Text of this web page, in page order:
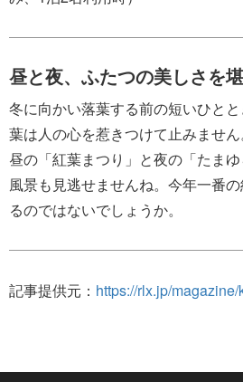
昼と夜、ふたつの美しさを
冬に向かい落葉する前の短いひと
葉は人の心を惹きつけて止みませ
昼の「紅葉まつり」と夜の「たま
風景も見逃せませんね。今年一番
るのではないでしょうか。
記事提供元： https://rlx.jp/